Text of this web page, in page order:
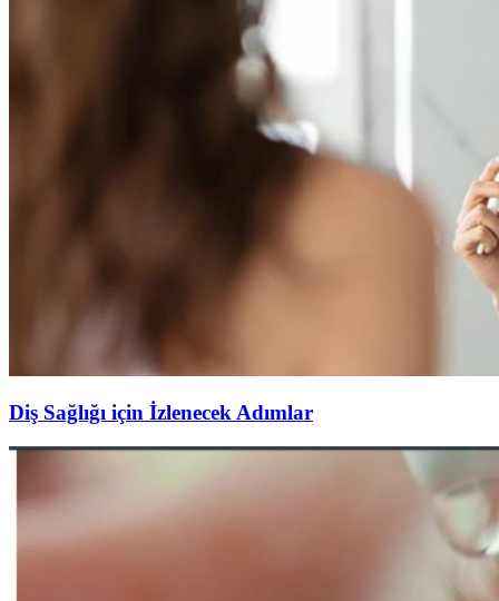
Diş Sağlığı için İzlenecek Adımlar